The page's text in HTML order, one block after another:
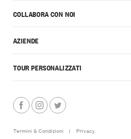
COLLABORA CON NOI
AZIENDE
TOUR PERSONALIZZATI
Termini & Condizioni |
Privacy